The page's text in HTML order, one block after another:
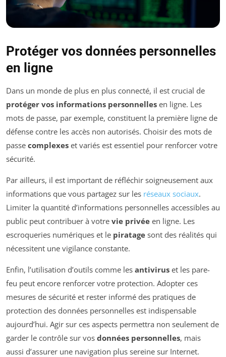
Protéger vos données personnelles
en ligne
Dans un monde de plus en plus connecté, il est crucial de
protéger vos informations personnelles en ligne. Les
mots de passe, par exemple, constituent la première ligne de
défense contre les accès non autorisés. Choisir des mots de
passe complexes et variés est essentiel pour renforcer votre
sécurité.
Par ailleurs, il est important de réfléchir soigneusement aux
informations que vous partagez sur les réseaux sociaux.
Limiter la quantité d’informations personnelles accessibles au
public peut contribuer à votre vie privée en ligne. Les
escroqueries numériques et le piratage sont des réalités qui
nécessitent une vigilance constante.
Enfin, l’utilisation d’outils comme les antivirus et les pare-
feu peut encore renforcer votre protection. Adopter ces
mesures de sécurité et rester informé des pratiques de
protection des données personnelles est indispensable
aujourd’hui. Agir sur ces aspects permettra non seulement de
garder le contrôle sur vos données personnelles, mais
aussi d’assurer une navigation plus sereine sur Internet.